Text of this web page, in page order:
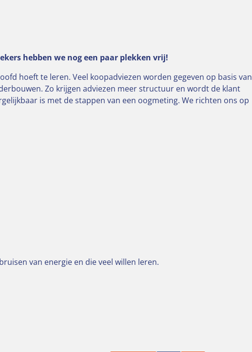
hebben we nog een paar plekken vrij!
hoeft te leren. Veel koopadviezen worden gegeven op basis van
Zo krijgen adviezen meer structuur en wordt de klant
is met de stappen van een oogmeting. We richten ons op
van energie en die veel willen leren.